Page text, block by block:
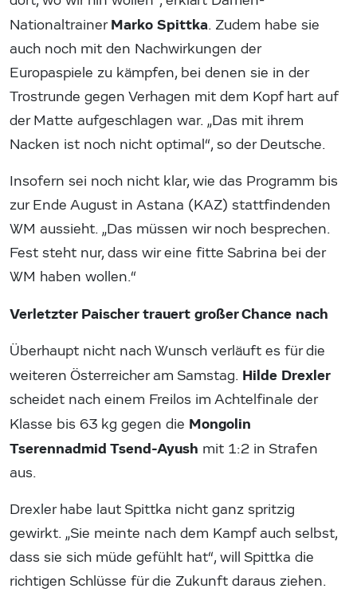
NationaltrainerMarko Spittka. Zudem habe sie
auch noch mit den Nachwirkungen der
Europaspiele zu kämpfen, bei denen sie in der
Trostrunde gegen Verhagen mit dem Kopf hart auf
der Matte aufgeschlagen war. „Das mit ihrem
Nacken ist noch nicht optimal“, so der Deutsche.
Insofern sei noch nicht klar, wie das Programm bis
zur Ende August in Astana (KAZ) stattfindenden
WM aussieht. „Das müssen wir noch besprechen.
Fest steht nur, dass wir eine fitte Sabrina bei der
WM haben wollen.“
Verletzter Paischer trauert großer Chance nach
Überhaupt nicht nach Wunsch verläuft es für die
weiteren Österreicher am Samstag. Hilde Drexler
scheidet nach einem Freilos im Achtelfinale der
Klasse bis 63 kg gegen die Mongolin
Tserennadmid Tsend-Ayush mit 1:2 in Strafen
aus.
Drexler habe laut Spittka nicht ganz spritzig
gewirkt. „Sie meinte nach dem Kampf auch selbst,
dass sie sich müde gefühlt hat“, will Spittka die
richtigen Schlüsse für die Zukunft daraus ziehen.